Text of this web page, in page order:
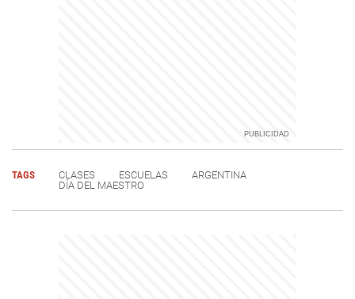
TAGS CLASES ESCUELAS
ARGENTINA
DÍA DEL MAESTRO